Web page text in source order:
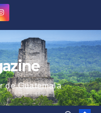
de Guatemala